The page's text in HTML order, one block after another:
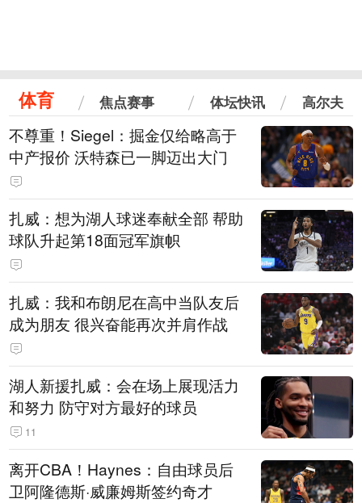
体育 焦点赛事 体坛快讯 高尔夫
不尊重！Siegel：掘金仅给略高于
中产报价 沃特森已一脚迈出大门
扎威：想为湖人球迷奉献全部 帮助
球队升起第18面冠军旗帜
扎威：我和布朗尼在高中当队友后
成为朋友 很兴奋能再次并肩作战
湖人新援扎威：会在场上展现活力
和努力 防守对方最好的球员
11
离开CBA！Haynes：自由球员后
卫阿隆德斯·威廉姆斯签约奇才